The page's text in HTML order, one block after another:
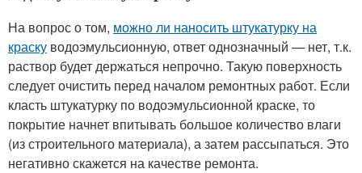
На вопрос о том, можно ли наносить штукатурку на
краску водоэмульсионную, ответ однозначный — нет, т.к.
раствор будет держаться непрочно. Такую поверхность
следует очистить перед началом ремонтных работ. Если
класть штукатурку по водоэмульсионной краске, то
покрытие начнет впитывать большое количество влаги
(из строительного материала), а затем рассыпаться. Это
негативно скажется на качестве ремонта.